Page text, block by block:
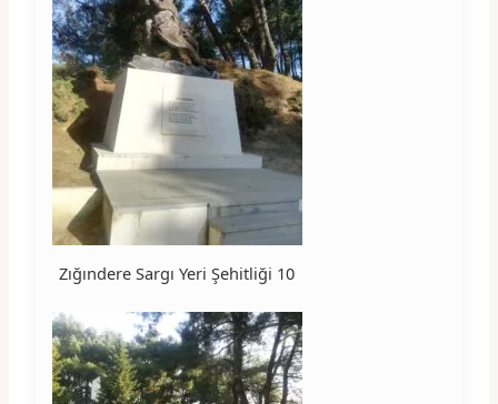
Zığındere Sargı Yeri Şehitliği 10